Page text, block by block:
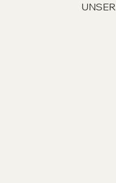
UNSER